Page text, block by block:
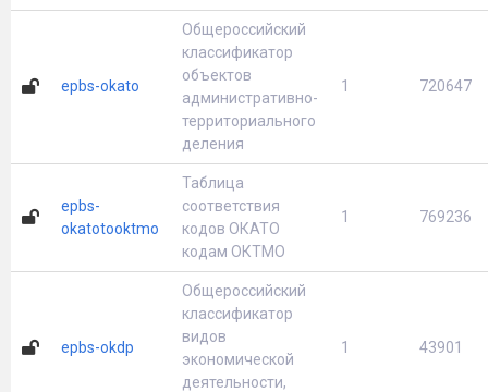
epbs-okato
Общероссийский
классификатор
объектов
административно-
территориального
деления
1 720647
epbs-
okatotooktmo
Таблица
соответствия
кодов ОКАТО
кодам ОКТМО
1 769236
epbs-okdp
Общероссийский
классификатор
видов
экономической
деятельности,
1 43901